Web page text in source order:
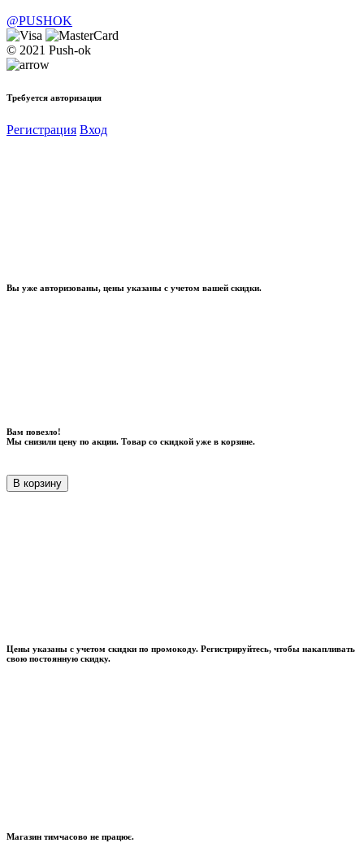
@PUSHOK
© 2021 Push-ok
Требуется авторизация
Регистрация Вход
Вы уже авторизованы, цены указаны с учетом вашей скидки.
Вам повезло!
Мы снизили цену по акции. Товар со скидкой уже в корзине.
В корзину
Цены указаны с учетом скидки по промокоду. Регистрируйтесь, чтобы накапливать
свою постоянную скидку.
Магазин тимчасово не працює.